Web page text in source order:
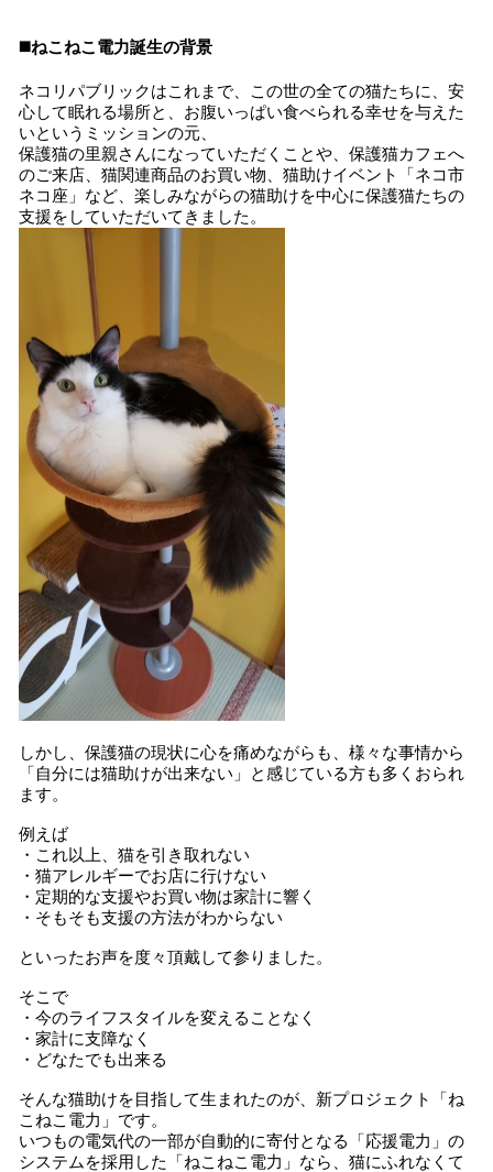
◼️ねこねこ電力誕生の背景
ネコリパブリックはこれまで、この世の全ての猫たちに、安
心して眠れる場所と、お腹いっぱい食べられる幸せを与えた
いというミッションの元、
保護猫の里親さんになっていただくことや、保護猫カフェへ
のご来店、猫関連商品のお買い物、猫助けイベント「ネコ市
ネコ座」など、楽しみながらの猫助けを中心に保護猫たちの
支援をしていただいてきました。
しかし、保護猫の現状に心を痛めながらも、様々な事情から
「自分には猫助けが出来ない」と感じている方も多くおられ
ます。
例えば
・これ以上、猫を引き取れない
・猫アレルギーでお店に行けない
・定期的な支援やお買い物は家計に響く
・そもそも支援の方法がわからない
といったお声を度々頂戴して参りました。
そこで
・今のライフスタイルを変えることなく
・家計に支障なく
・どなたでも出来る
そんな猫助けを目指して生まれたのが、新プロジェクト「ね
こねこ電力」です。
いつもの電気代の一部が自動的に寄付となる「応援電力」の
システムを採用した「ねこねこ電力」なら、猫にふれなくて